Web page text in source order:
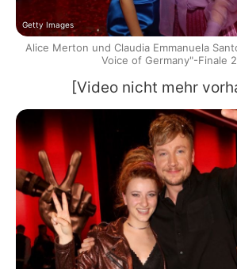
[Video nicht mehr
Getty Images
Alice Merton und Claudia Emmanuela
Voice of Germany"-Finale